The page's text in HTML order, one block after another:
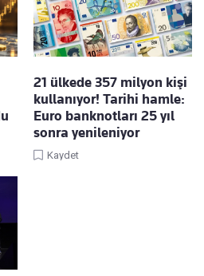
21 ülkede 357 milyon kişi
kullanıyor! Tarihi hamle:
Euro banknotları 25 yıl
sonra yenileniyor
Kaydet